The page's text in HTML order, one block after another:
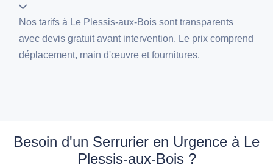
Nos tarifs à Le Plessis-aux-Bois sont transparents
avec devis gratuit avant intervention. Le prix comprend
déplacement, main d'œuvre et fournitures.
Besoin d'un Serrurier en Urgence à Le
Plessis-aux-Bois ?